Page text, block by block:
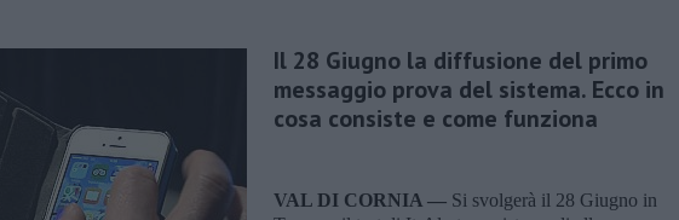
Il 28 Giugno la diffusione del primo
messaggio prova del sistema. Ecco in
cosa consiste e come funziona
VAL DI CORNIA — Si svolgerà il 28 Giugno in